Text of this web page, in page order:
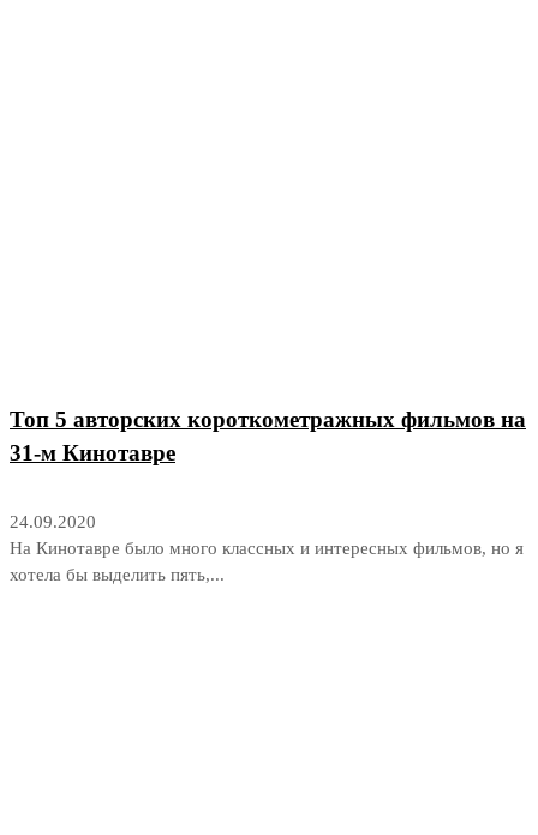
Топ 5 авторских короткометражных фильмов на
31-м Кинотавре
24.09.2020
На Кинотавре было много классных и интересных фильмов, но я
хотела бы выделить пять,...